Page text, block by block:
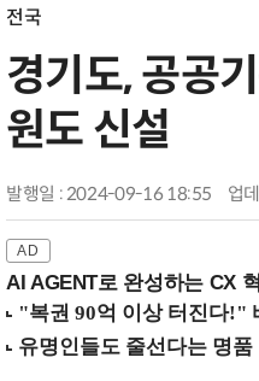
전국
경기도, 공공
원도 신설
발행일 : 2024-09-16 18:55 업
AI AGENT로 완성하는 CX